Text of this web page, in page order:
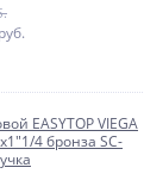
руб.
EASYTOP VIEGA
4 бронза SC-